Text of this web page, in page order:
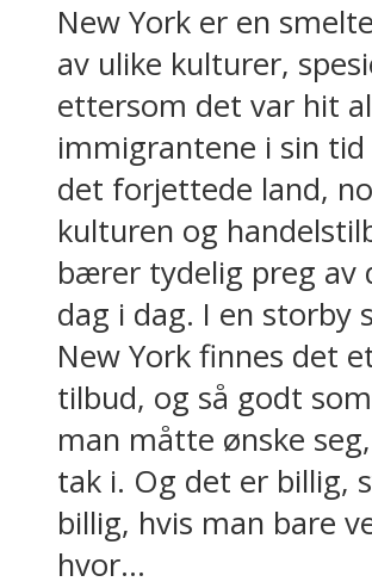
New York er en
av ulike kulturer,
ettersom det var hit
immigrantene i sin
det forjettede land,
kulturen og
bærer tydelig preg av
dag i dag. I en storby
New York finnes det
tilbud, og så godt
man måtte ønske
tak i. Og det er billig,
billig, hvis man bare
hvor...